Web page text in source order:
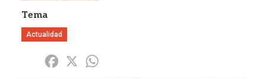
Tema
Actualidad
Share Facebook
X